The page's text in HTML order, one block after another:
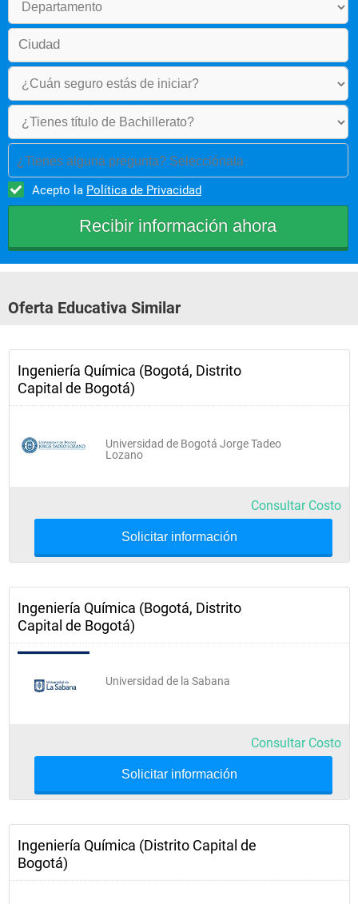
¿Tienes alguna pregunta? Selecciónala
Acepto la Política de Privacidad
Oferta Educativa Similar
Ingeniería Química (Bogotá, Distrito
Capital de Bogotá)
Universidad de Bogotá Jorge Tadeo
Lozano
Consultar Costo
Solicitar información
Ingeniería Química (Bogotá, Distrito
Capital de Bogotá)
Universidad de la Sabana
Consultar Costo
Solicitar información
Ingeniería Química (Distrito Capital de
Bogotá)